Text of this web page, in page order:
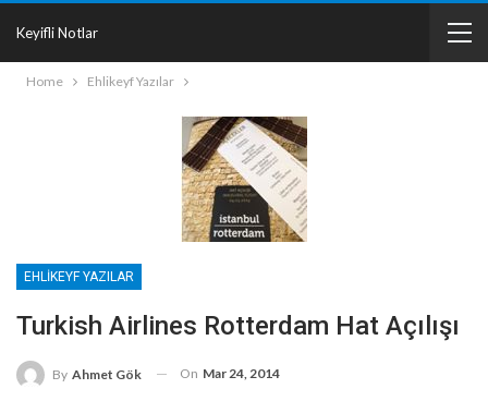
Keyifli Notlar
Home Ehlikeyf Yazılar
EHLIKEYF YAZILAR
Turkish Airlines Rotterdam Hat Açılışı
By Ahmet Gök On Mar 24, 2014